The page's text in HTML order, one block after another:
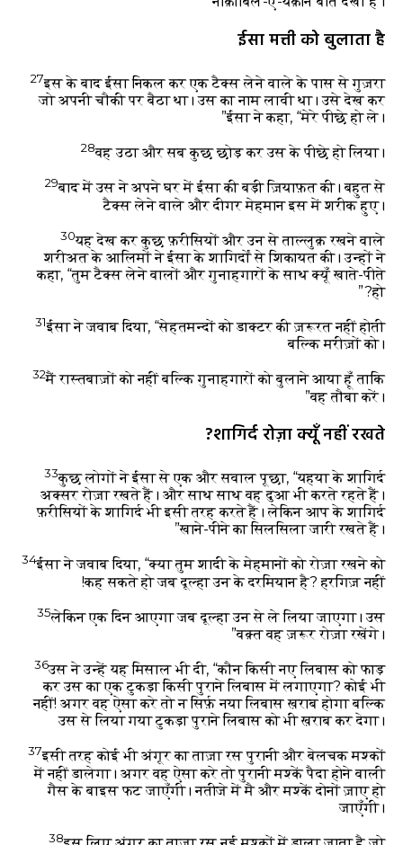
ईसा मत्ती को बुलाता है
27इस के बाद ईसा निकल कर एक टैक्स लेने वाले के पास से गुज़रा
जो अपनी चौकी पर बैठा था। उस का नाम लावी था। उसे देख कर
ईसा ने कहा, “मेरे पीछे हो ले।”
28वह उठा और सब कुछ छोड़ कर उस के पीछे हो लिया।
29बाद में उस ने अपने घर में ईसा की बड़ी ज़ियाफ़त की। बहुत से
टैक्स लेने वाले और दीगर मेहमान इस में शरीक हुए।
30यह देख कर कुछ फ़रीसियों और उन से ताल्लुक़ रखने वाले
शरीअत के आलिमों ने ईसा के शागिर्दों से शिकायत की। उन्हों ने
कहा, “तुम टैक्स लेने वालों और गुनाहगारों के साथ क्यूँ खाते-पीते
हो?”
31ईसा ने जवाब दिया, “सेहतमन्दों को डाक्टर की ज़रूरत नहीं होती
बल्कि मरीज़ों को।
32मैं रास्तबाज़ों को नहीं बल्कि गुनाहगारों को बुलाने आया हूँ ताकि
वह तौबा करें।”
शागिर्द रोज़ा क्यूँ नहीं रखते?
33कुछ लोगों ने ईसा से एक और सवाल पूछा, “यहया के शागिर्द
अक्सर रोज़ा रखते हैं। और साथ साथ वह दुआ भी करते रहते हैं।
फ़रीसियों के शागिर्द भी इसी तरह करते हैं। लेकिन आप के शागिर्द
खाने-पीने का सिलसिला जारी रखते हैं।”
34ईसा ने जवाब दिया, “क्या तुम शादी के मेहमानों को रोज़ा रखने को
कह सकते हो जब दूल्हा उन के दरमियान है? हरगिज़ नहीं!
35लेकिन एक दिन आएगा जब दूल्हा उन से ले लिया जाएगा। उस
वक़्त वह ज़रूर रोज़ा रखेंगे।”
36उस ने उन्हें यह मिसाल भी दी, “कौन किसी नए लिबास को फाड़
कर उस का एक टुकड़ा किसी पुराने लिबास में लगाएगा? कोई भी
नहीं! अगर वह ऐसा करे तो न सिर्फ़ नया लिबास ख़राब होगा बल्कि
उस से लिया गया टुकड़ा पुराने लिबास को भी ख़राब कर देगा।
37इसी तरह कोई भी अंगूर का ताज़ा रस पुरानी और बेलचक मश्कों
में नहीं डालेगा। अगर वह ऐसा करे तो पुरानी मश्कें पैदा होने वाली
गैस के बाइस फट जाएँगी। नतीजे में मै और मश्कें दोनों ज़ाए हो
जाएँगी।
38